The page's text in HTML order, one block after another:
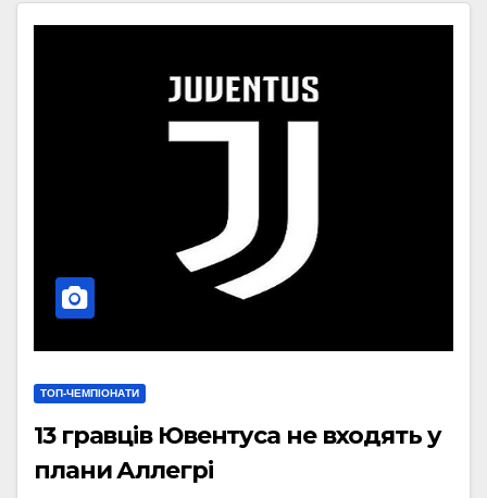
ТОП-ЧЕМПІОНАТИ
13 гравців Ювентуса не входять у
плани Аллегрі